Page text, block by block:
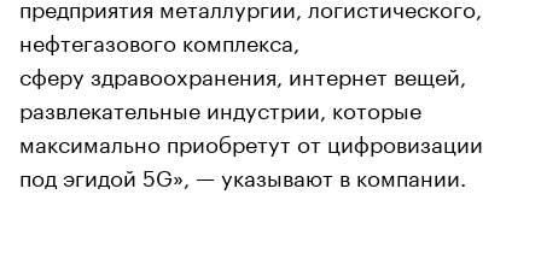
нефтегазового комплекса,
сферу здравоохранения, интернет вещей,
развлекательные индустрии, которые
максимально приобретут от цифровизации
под эгидой 5G», — указывают в компании.